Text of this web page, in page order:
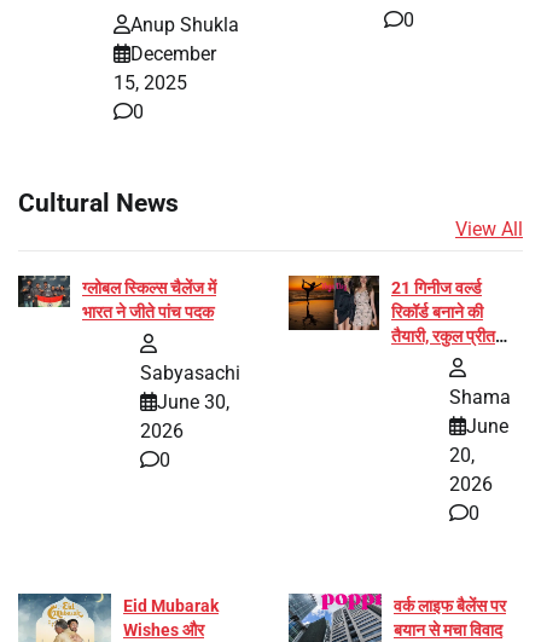
Anup Shukla
December
15, 2025
0
0
Cultural News
View All
ग्लोबल स्किल्स चैलेंज में
भारत ने जीते पांच पदक
Sabyasachi
June 30,
2026
0
21 गिनीज वर्ल्ड
रिकॉर्ड बनाने की
तैयारी, रकुल प्रीत
और प्रज्ञा जायसवाल
Shama
June
20,
2026
0
Eid Mubarak
Wishes और
वर्क लाइफ बैलेंस पर
बयान से मचा विवाद